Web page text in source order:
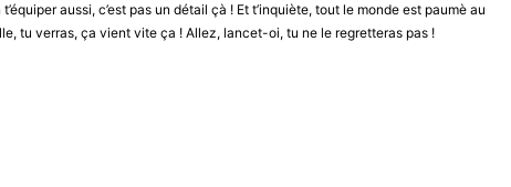
aussi, c’est pas un détail çà ! Et t’inquiète, tout le monde est paumè au
tu verras, ça vient vite ça ! Allez, lancet-oi, tu ne le regretteras pas !